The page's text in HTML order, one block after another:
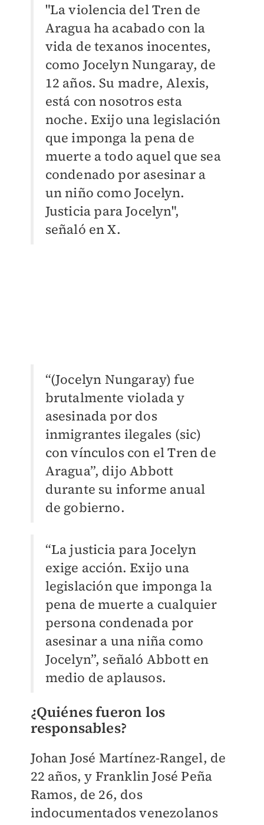
"La violencia del Tren de
Aragua ha acabado con la
vida de texanos inocentes,
como Jocelyn Nungaray, de
12 años. Su madre, Alexis,
está con nosotros esta
noche. Exijo una legislación
que imponga la pena de
muerte a todo aquel que sea
condenado por asesinar a
un niño como Jocelyn.
Justicia para Jocelyn",
señaló en X.
“(Jocelyn Nungaray) fue
brutalmente violada y
asesinada por dos
inmigrantes ilegales (sic)
con vínculos con el Tren de
Aragua”, dijo Abbott
durante su informe anual
de gobierno.
“La justicia para Jocelyn
exige acción. Exijo una
legislación que imponga la
pena de muerte a cualquier
persona condenada por
asesinar a una niña como
Jocelyn”, señaló Abbott en
medio de aplausos.
¿Quiénes fueron los
responsables?
Johan José Martínez-Rangel, de
22 años, y Franklin José Peña
Ramos, de 26, dos
indocumentados venezolanos